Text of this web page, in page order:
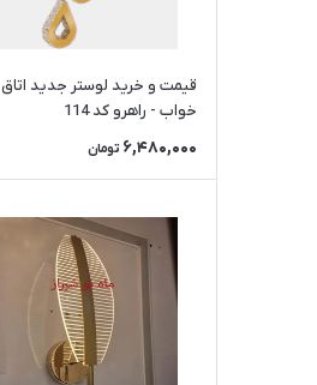
قیمت و خرید لوستر جدید اتاق
خواب - راهرو کد 114
6,480,000 تومان